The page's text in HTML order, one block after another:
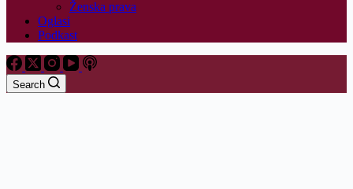
Ženska prava
Oglasi
Podkast
Search